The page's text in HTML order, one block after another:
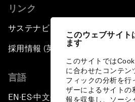
このウェブサイ
ます
このサイトでは
に合わせたコンテン
フィックの分析を行
ザーによるサイトの
報を収集し、ソーシ
リンク
サステナビリティへの取り組み
採用情報 (英語のみ)
言語
EN ▪ES▪中文▪ 日本語